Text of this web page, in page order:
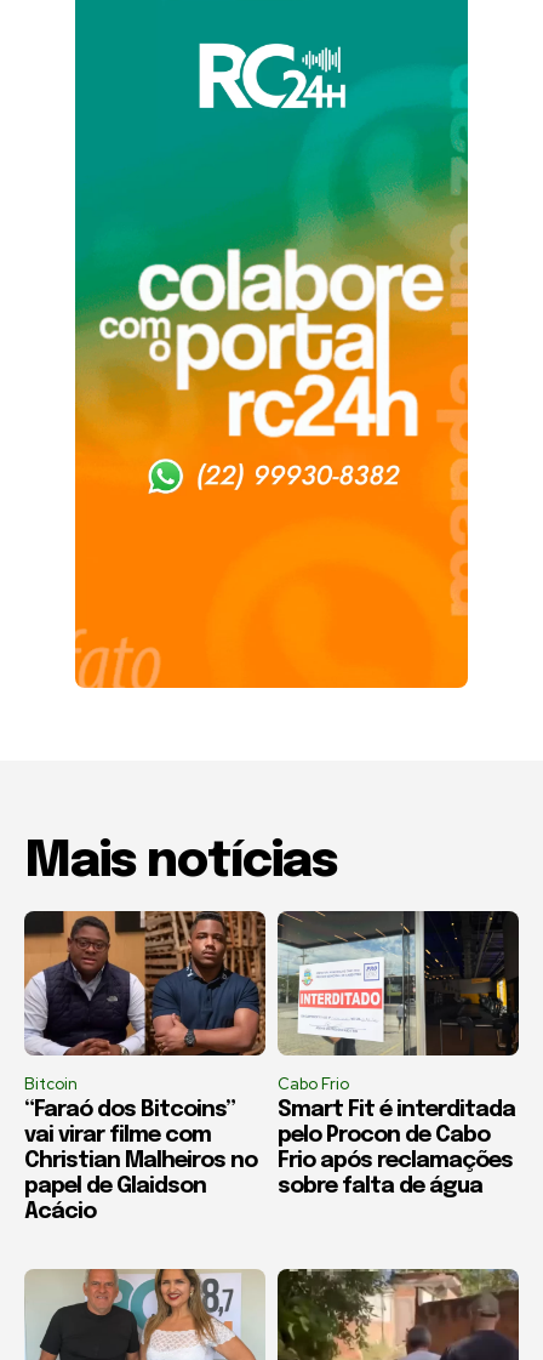
Mais notícias
Bitcoin
“Faraó dos Bitcoins”
vai virar filme com
Christian Malheiros no
papel de Glaidson
Acácio
Cabo Frio
Smart Fit é interditada
pelo Procon de Cabo
Frio após reclamações
sobre falta de água